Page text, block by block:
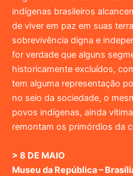
indígenas brasileiros
de viver em paz em suas
sobrevivência digna e
for verdade que alguns
historicamente excluídos,
tem alguma representação
no seio da sociedade, o
povos indígenas, ainda
remontam os primórdios da
> 8 DE MAIO
Museu da República –